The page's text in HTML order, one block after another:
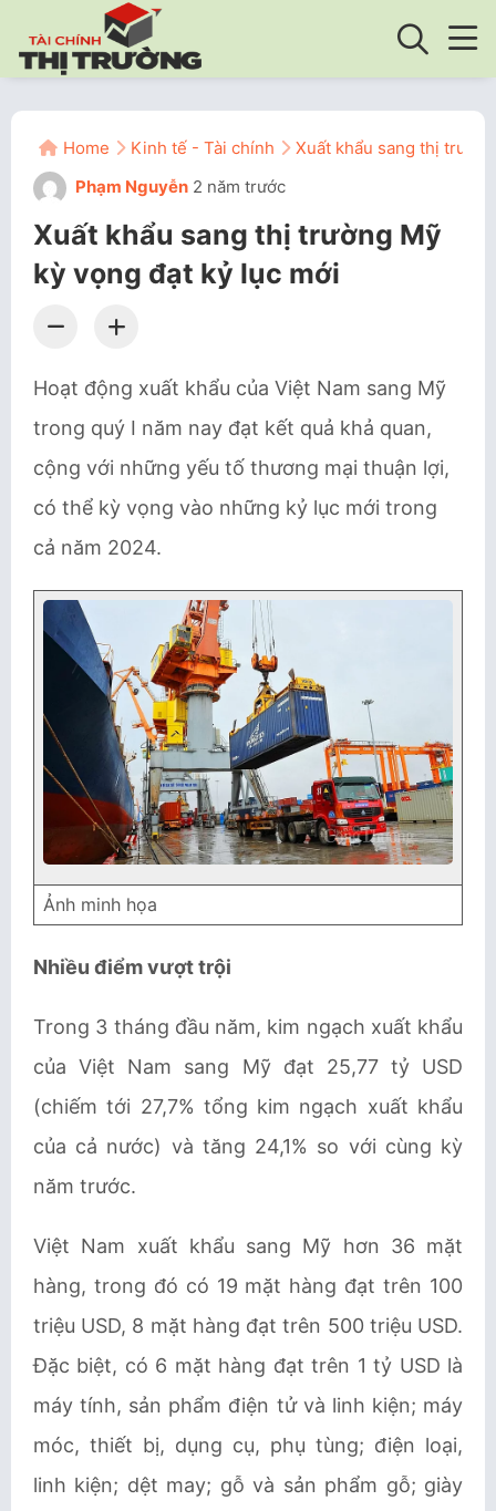
Home Kinh tế - Tài chính
Xuất khẩu sang thị
Phạm Nguyễn 2 năm trước
Xuất khẩu sang thị trường Mỹ
kỳ vọng đạt kỷ lục mới
Hoạt động xuất khẩu của Việt Nam sang Mỹ
trong quý I năm nay đạt kết quả khả quan,
cộng với những yếu tố thương mại thuận lợi,
có thể kỳ vọng vào những kỷ lục mới trong
cả năm 2024.
Ảnh minh họa
Nhiều điểm vượt trội
Trong 3 tháng đầu năm, kim ngạch xuất khẩu
của Việt Nam sang Mỹ đạt 25,77 tỷ USD
(chiếm tới 27,7% tổng kim ngạch xuất khẩu
của cả nước) và tăng 24,1% so với cùng kỳ
năm trước.
Việt Nam xuất khẩu sang Mỹ hơn 36 mặt
hàng, trong đó có 19 mặt hàng đạt trên 100
triệu USD, 8 mặt hàng đạt trên 500 triệu USD.
Đặc biệt, có 6 mặt hàng đạt trên 1 tỷ USD là
máy tính, sản phẩm điện tử và linh kiện; máy
móc, thiết bị, dụng cụ, phụ tùng; điện loại,
linh kiện; dệt may; gỗ và sản phẩm gỗ; giày